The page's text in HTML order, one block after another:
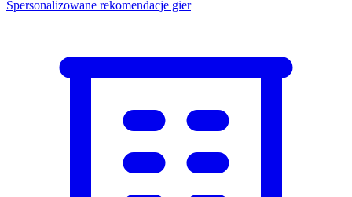
Spersonalizowane rekomendacje gier